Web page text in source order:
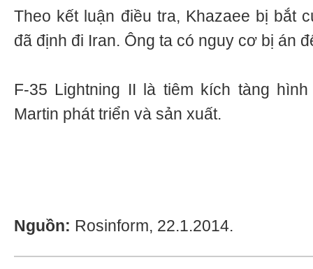
Theo kết luận điều tra, Khazaee bị bắt
đã định đi Iran. Ông ta có nguy cơ bị án
F-35 Lightning II là tiêm kích tàng
Martin phát triển và sản xuất.
Nguồn: Rosinform, 22.1.2014.